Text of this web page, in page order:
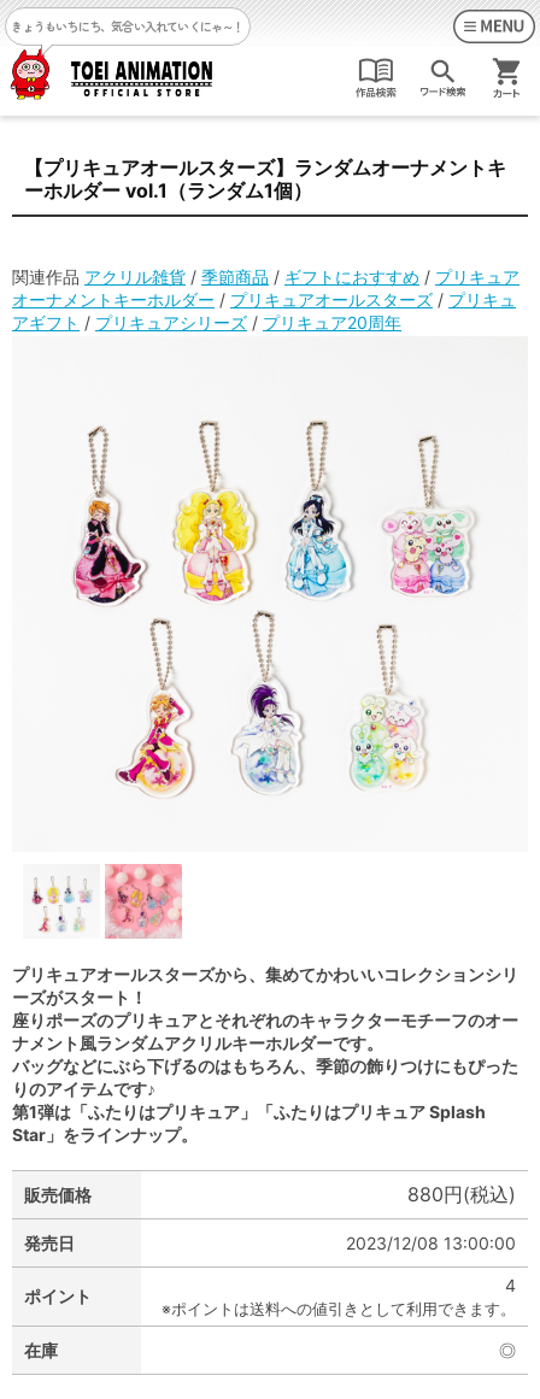
きょうもいちにち、気合い入れていくにゃ～！
【プリキュアオールスターズ】ランダムオーナメントキ
ーホルダー vol.1（ランダム1個）
関連作品 アクリル雑貨 / 季節商品 / ギフトにおすすめ / プリキュア
オーナメントキーホルダー / プリキュアオールスターズ / プリキュ
アギフト / プリキュアシリーズ / プリキュア20周年
プリキュアオールスターズから、集めてかわいいコレクションシリ
ーズがスタート！
座りポーズのプリキュアとそれぞれのキャラクターモチーフのオー
ナメント風ランダムアクリルキーホルダーです。
バッグなどにぶら下げるのはもちろん、季節の飾りつけにもぴった
りのアイテムです♪
第1弾は「ふたりはプリキュア」「ふたりはプリキュア Splash
Star」をラインナップ。
販売価格 880円(税込)
発売日 2023/12/08 13:00:00
ポイント
4
※ポイントは送料への値引きとして利用できます。
在庫 ◎